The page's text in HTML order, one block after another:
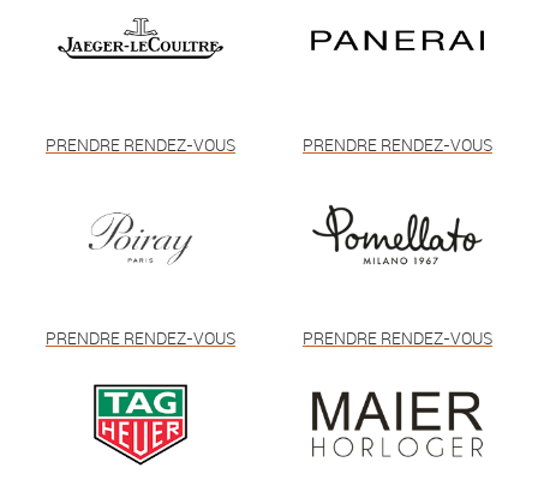
PRENDRE RENDEZ-VOUS PRENDRE RENDEZ-VOUS
PRENDRE RENDEZ-VOUS PRENDRE RENDEZ-VOUS